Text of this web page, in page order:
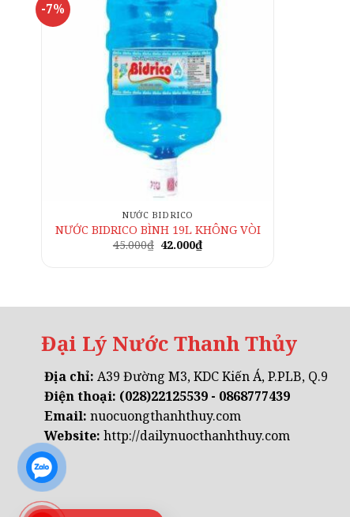
-7%
NƯỚC BIDRICO
NƯỚC BIDRICO BÌNH 19L KHÔNG VÒI
45.000₫ Giá
42.000₫Giá
hiện
Đại Lý Nước Thanh Thủy
Địa chỉ: A39 Đường M3, KDC Kiến Á, P.PLB, Q.9
Điện thoại: (028)22125539 - 0868777439
Email: nuocuongthanhthuy.com
Website: http://dailynuocthanhthuy.com